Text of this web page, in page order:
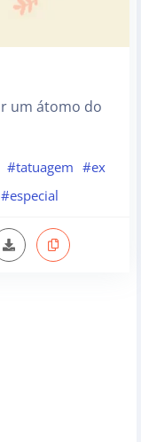
um átomo do
#tatuagem #ex
#especial